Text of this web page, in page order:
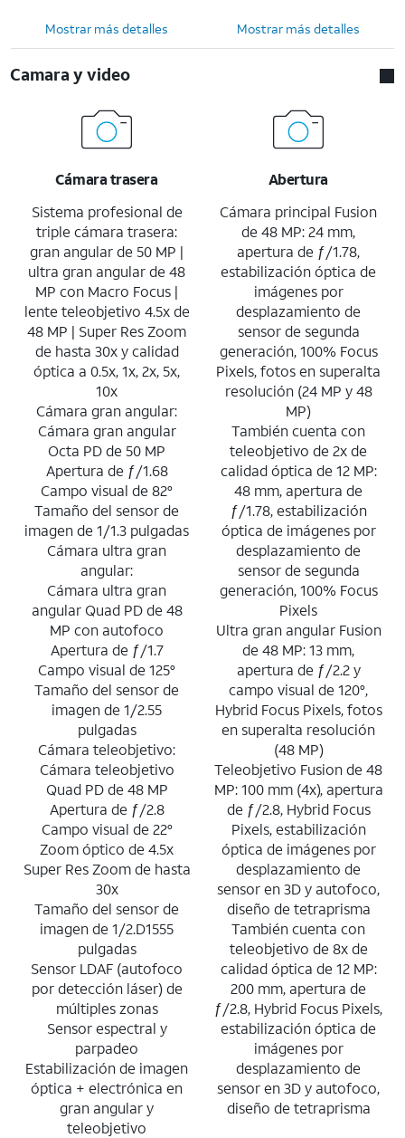
Mostrar más detalles Mostrar más detalles
Camara y video
Cámara trasera
Sistema profesional de
triple cámara trasera:
gran angular de 50 MP |
ultra gran angular de 48
MP con Macro Focus |
lente teleobjetivo 4.5x de
48 MP | Super Res Zoom
de hasta 30x y calidad
óptica a 0.5x, 1x, 2x, 5x,
10x
Cámara gran angular:
Cámara gran angular
Octa PD de 50 MP
Apertura de ƒ/1.68
Campo visual de 82°
Tamaño del sensor de
imagen de 1/1.3 pulgadas
Cámara ultra gran
angular:
Cámara ultra gran
angular Quad PD de 48
MP con autofoco
Apertura de ƒ/1.7
Campo visual de 125°
Tamaño del sensor de
imagen de 1/2.55
pulgadas
Cámara teleobjetivo:
Cámara teleobjetivo
Quad PD de 48 MP
Apertura de ƒ/2.8
Campo visual de 22°
Zoom óptico de 4.5x
Super Res Zoom de hasta
30x
Tamaño del sensor de
imagen de 1/2.D1555
pulgadas
Sensor LDAF (autofoco
por detección láser) de
múltiples zonas
Sensor espectral y
parpadeo
Estabilización de imagen
óptica + electrónica en
gran angular y
teleobjetivo
Abertura
Cámara principal Fusion
de 48 MP: 24 mm,
apertura de ƒ/1.78,
estabilización óptica de
imágenes por
desplazamiento de
sensor de segunda
generación, 100% Focus
Pixels, fotos en superalta
resolución (24 MP y 48
MP)
También cuenta con
teleobjetivo de 2x de
calidad óptica de 12 MP:
48 mm, apertura de
ƒ/1.78, estabilización
óptica de imágenes por
desplazamiento de
sensor de segunda
generación, 100% Focus
Pixels
Ultra gran angular Fusion
de 48 MP: 13 mm,
apertura de ƒ/2.2 y
campo visual de 120°,
Hybrid Focus Pixels, fotos
en superalta resolución
(48 MP)
Teleobjetivo Fusion de 48
MP: 100 mm (4x), apertura
de ƒ/2.8, Hybrid Focus
Pixels, estabilización
óptica de imágenes por
desplazamiento de
sensor en 3D y autofoco,
diseño de tetraprisma
También cuenta con
teleobjetivo de 8x de
calidad óptica de 12 MP:
200 mm, apertura de
ƒ/2.8, Hybrid Focus Pixels,
estabilización óptica de
imágenes por
desplazamiento de
sensor en 3D y autofoco,
diseño de tetraprisma